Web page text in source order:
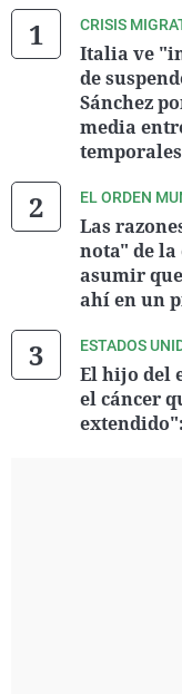
CRISIS
Italia ve
de
Sánchez
media
EL ORDEN
Las
nota" de
asumir
ahí en un
ESTADOS
El hijo del
el cáncer